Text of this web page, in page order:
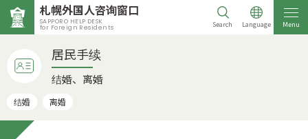
札幌外国人咨询窗口
SAPPORO HELP DESK
for Foreign Residents Search Language Menu
居民手续
结婚、离婚
结婚 离婚